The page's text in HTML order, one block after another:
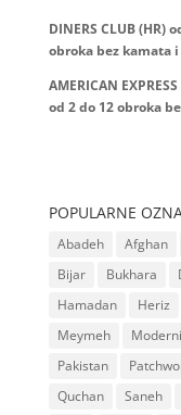
DINERS CLUB (HR)
obroka bez kamata
AMERICAN
od 2 do 12obroka
POPULARNE
Abadeh Afghan
Bijar
Bukhara
Hamadan
Heriz
Meymeh
Moderni
Pakistan
Quchan
Saneh